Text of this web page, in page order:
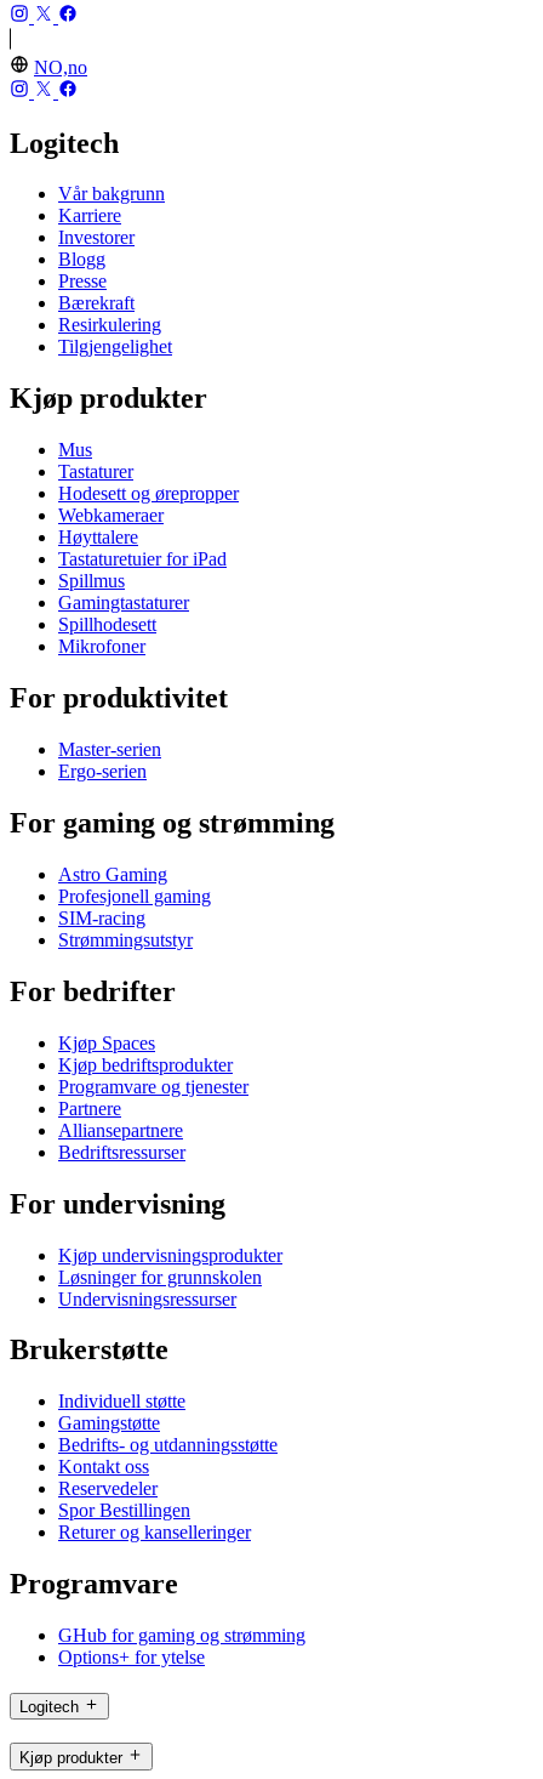
NO,no
Logitech
Vår bakgrunn
Karriere
Investorer
Blogg
Presse
Bærekraft
Resirkulering
Tilgjengelighet
Kjøp produkter
Mus
Tastaturer
Hodesett og ørepropper
Webkameraer
Høyttalere
Tastaturetuier for iPad
Spillmus
Gamingtastaturer
Spillhodesett
Mikrofoner
For produktivitet
Master-serien
Ergo-serien
For gaming og strømming
Astro Gaming
Profesjonell gaming
SIM-racing
Strømmingsutstyr
For bedrifter
Kjøp Spaces
Kjøp bedriftsprodukter
Programvare og tjenester
Partnere
Alliansepartnere
Bedriftsressurser
For undervisning
Kjøp undervisningsprodukter
Løsninger for grunnskolen
Undervisningsressurser
Brukerstøtte
Individuell støtte
Gamingstøtte
Bedrifts- og utdanningsstøtte
Kontakt oss
Reservedeler
Spor Bestillingen
Returer og kanselleringer
Programvare
GHub for gaming og strømming
Options+ for ytelse
Logitech
Kjøp produkter